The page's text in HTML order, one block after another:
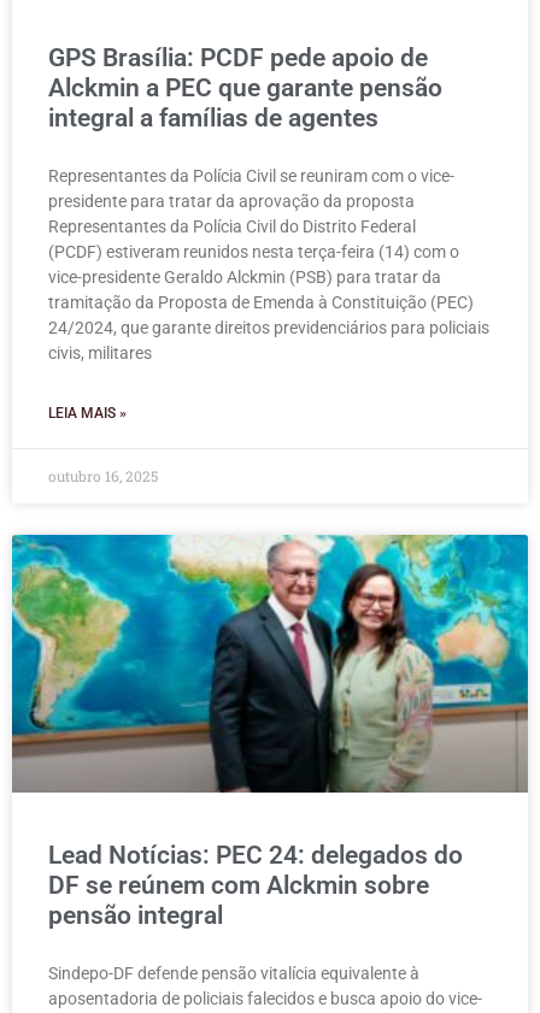
GPS Brasília: PCDF pede apoio de
Alckmin a PEC que garante pensão
integral a famílias de agentes
Representantes da Polícia Civil se reuniram com o vice-
presidente para tratar da aprovação da proposta
Representantes da Polícia Civil do Distrito Federal
(PCDF) estiveram reunidos nesta terça-feira (14) com o
vice-presidente Geraldo Alckmin (PSB) para tratar da
tramitação da Proposta de Emenda à Constituição (PEC)
24/2024, que garante direitos previdenciários para policiais
civis, militares
LEIA MAIS »
outubro 16, 2025
Lead Notícias: PEC 24: delegados do
DF se reúnem com Alckmin sobre
pensão integral
Sindepo-DF defende pensão vitalícia equivalente à
aposentadoria de policiais falecidos e busca apoio do vice-